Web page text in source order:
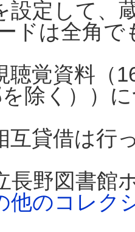
設定して、
ドは全角
聴覚資料（
除く））
互貸借は行
長野図書館
他のコレク